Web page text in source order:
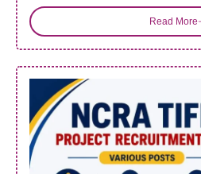
Read More